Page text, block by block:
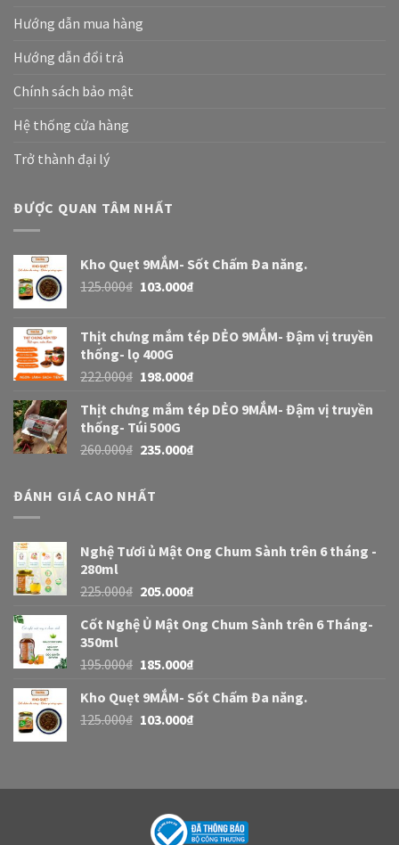
Hướng dẫn mua hàng
Hướng dẫn đổi trả
Chính sách bảo mật
Hệ thống cửa hàng
Trở thành đại lý
ĐƯỢC QUAN TÂM NHẤT
Kho Quẹt 9MẮM- Sốt Chấm Đa năng.
125.000₫ 103.000₫
Thịt chưng mắm tép DẺO 9MẮM- Đậm vị truyền
thống- lọ 400G
222.000₫ 198.000₫
Thịt chưng mắm tép DẺO 9MẮM- Đậm vị truyền
thống- Túi 500G
260.000₫ 235.000₫
ĐÁNH GIÁ CAO NHẤT
Nghệ Tươi ủ Mật Ong Chum Sành trên 6 tháng -
280ml
225.000₫ 205.000₫
Cốt Nghệ Ủ Mật Ong Chum Sành trên 6 Tháng-
350ml
195.000₫ 185.000₫
Kho Quẹt 9MẮM- Sốt Chấm Đa năng.
125.000₫ 103.000₫